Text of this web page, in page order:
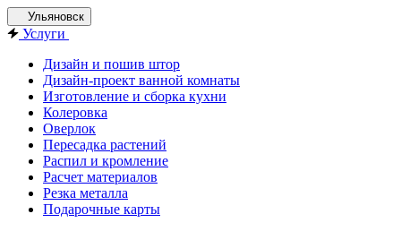
Ульяновск
Услуги
Дизайн и пошив штор
Дизайн-проект ванной комнаты
Изготовление и сборка кухни
Колеровка
Оверлок
Пересадка растений
Распил и кромление
Расчет материалов
Резка металла
Подарочные карты